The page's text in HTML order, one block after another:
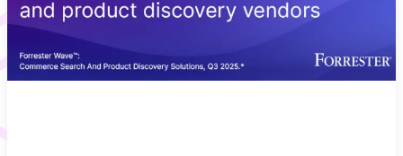
About
REQUEST DEMO